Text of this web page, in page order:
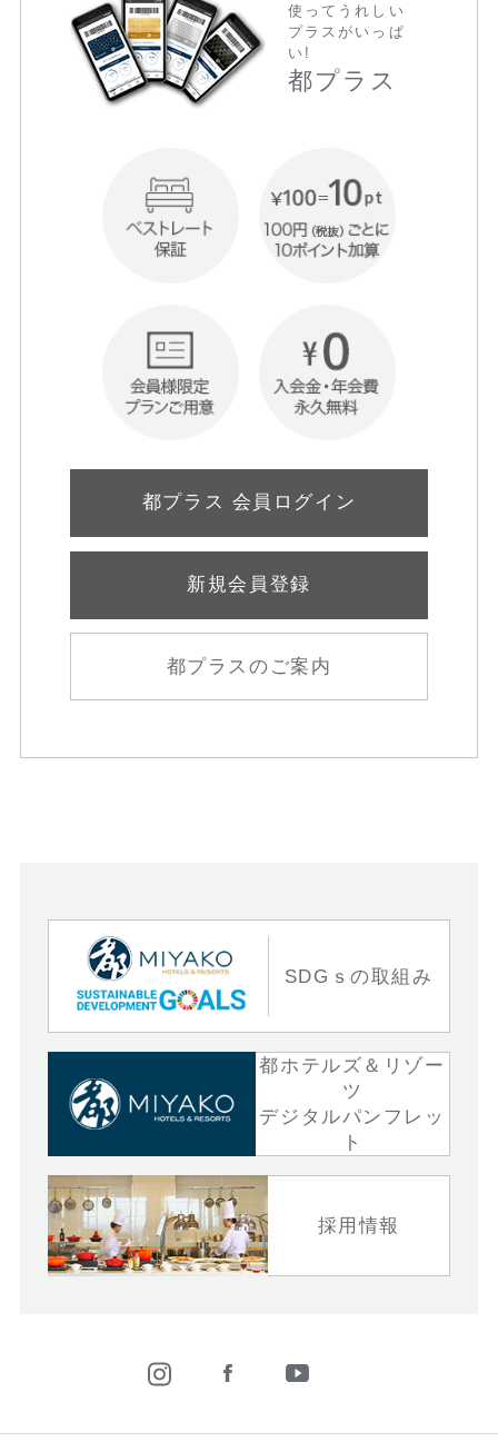
使ってうれしい
プラスがいっぱ
い!
都プラス
都プラス 会員ログイン
新規会員登録
都プラスのご案内
SDGｓの取組み
都ホテルズ＆リゾー
ツ
デジタルパンフレッ
ト
採用情報